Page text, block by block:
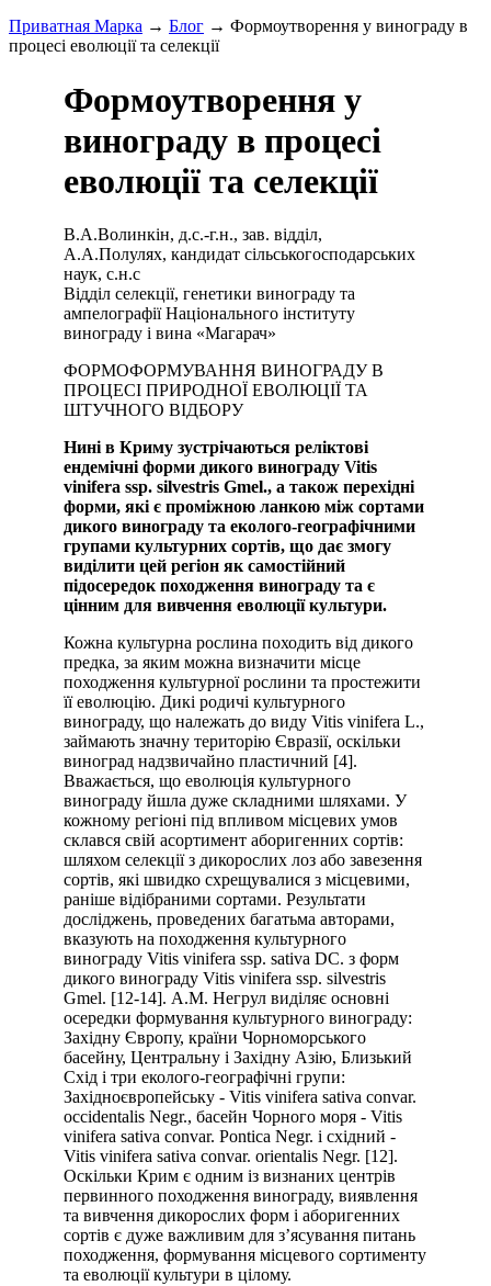
Приватная Марка → Блог → Формоутворення у винограду в
процесі еволюції та селекції
Формоутворення у
винограду в процесі
еволюції та селекції
В.А.Волинкін, д.с.-г.н., зав. відділ,
А.А.Полулях, кандидат сільськогосподарських
наук, с.н.с
Відділ селекції, генетики винограду та
ампелографії Національного інституту
винограду і вина «Магарач»
ФОРМОФОРМУВАННЯ ВИНОГРАДУ В
ПРОЦЕСІ ПРИРОДНОЇ ЕВОЛЮЦІЇ ТА
ШТУЧНОГО ВІДБОРУ
Нині в Криму зустрічаються реліктові
ендемічні форми дикого винограду Vitis
vinifera ssp. silvestris Gmel., а також перехідні
форми, які є проміжною ланкою між сортами
дикого винограду та еколого-географічними
групами культурних сортів, що дає змогу
виділити цей регіон як самостійний
підосередок походження винограду та є
цінним для вивчення еволюції культури.
Кожна культурна рослина походить від дикого
предка, за яким можна визначити місце
походження культурної рослини та простежити
її еволюцію. Дикі родичі культурного
винограду, що належать до виду Vitis vinifera L.,
займають значну територію Євразії, оскільки
виноград надзвичайно пластичний [4].
Вважається, що еволюція культурного
винограду йшла дуже складними шляхами. У
кожному регіоні під впливом місцевих умов
склався свій асортимент аборигенних сортів:
шляхом селекції з дикорослих лоз або завезення
сортів, які швидко схрещувалися з місцевими,
раніше відібраними сортами. Результати
досліджень, проведених багатьма авторами,
вказують на походження культурного
винограду Vitis vinifera ssp. sativa DC. з форм
дикого винограду Vitis vinifera ssp. silvestris
Gmel. [12-14]. А.М. Негрул виділяє основні
осередки формування культурного винограду:
Західну Європу, країни Чорноморського
басейну, Центральну і Західну Азію, Близький
Схід і три еколого-географічні групи:
Західноєвропейську - Vitis vinifera sativa convar.
occidentalis Negr., басейн Чорного моря - Vitis
vinifera sativa convar. Pontica Negr. і східний -
Vitis vinifera sativa convar. orientalis Negr. [12].
Оскільки Крим є одним із визнаних центрів
первинного походження винограду, виявлення
та вивчення дикорослих форм і аборигенних
сортів є дуже важливим для з’ясування питань
походження, формування місцевого сортименту
та еволюції культури в цілому.